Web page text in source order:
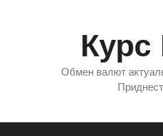
Обмен валют